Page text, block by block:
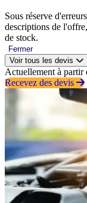
Sous réserve
descriptions de
de stock.
Fermer
Voir tous les devis
Actuellement à partir
Recevez des devis